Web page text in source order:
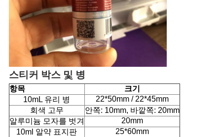
스티커 박스 및 병
항목
크기
10mL 유리 병
22*50mm / 22*45mm
회색 고무
안쪽: 10mm, 바깥쪽: 20mm
알루미늄 모자를 벗겨
20mm
10ml 알약 표지판
25*60mm